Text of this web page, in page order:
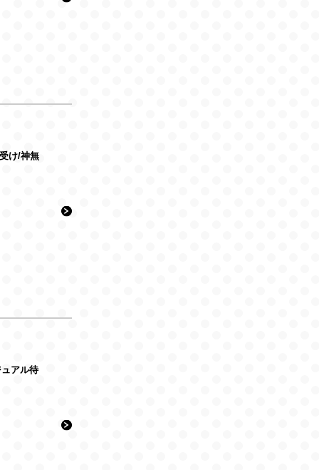
け/神無
アル待